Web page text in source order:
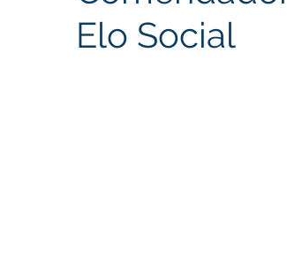
Elo Social